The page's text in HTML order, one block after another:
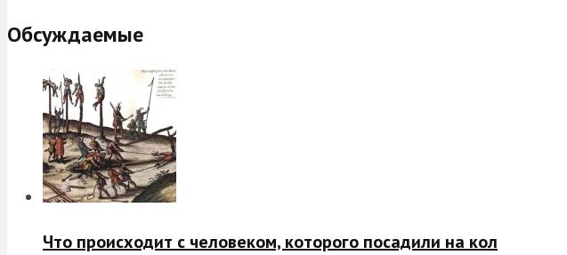
Обсуждаемые
Что происходит с человеком, которого посадили на кол